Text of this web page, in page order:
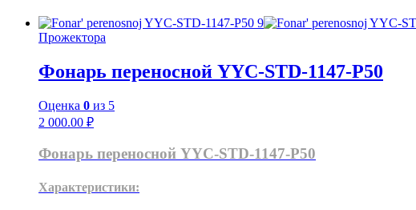
Прожектора
Фонарь переносной YYC-STD-1147-P50
Оценка 0 из 5
2 000.00 ₽
Фонарь переносной YYC-STD-1147-P50
Характеристики: